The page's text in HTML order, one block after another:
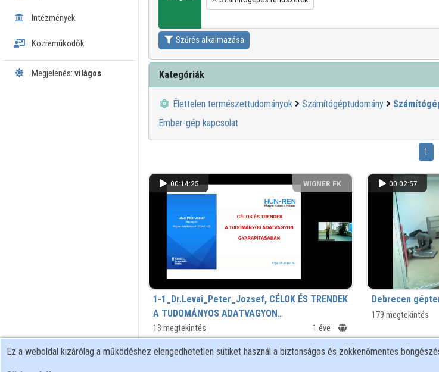
Intézmények
Közreműködők
Megjelenés: világos
×
Szűrés alkalmazása
Kategóriák
Élettelen természettudományok Számítógéptudomány
Ember-gép kapcsolat
1
00:14:25 WIGNER FK
1-1_Dr.Levai_Peter_Jozsef, CÉLOK ÉS TRENDEK
A TUDOMÁNYOS ADATVAGYON
GYARAPÍTÁSÁBAN.mp4
13 megtekintés 1 éve
00:02:57
Debrecen
179 megtekintés
00:17:22 MTA 00:09:52
Ez a weboldal kizárólag a működéshez elengedhetetlen sütiket használ a biztonságos és zökkenőmentes